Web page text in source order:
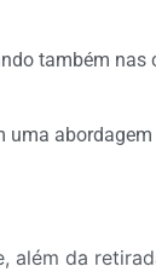
também
uma
além da